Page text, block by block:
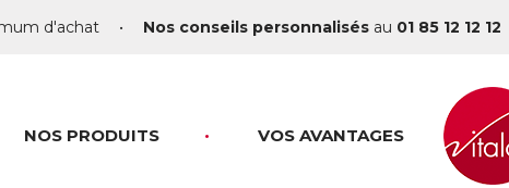
d'achat • Nos conseils personnalisés au 01 85 12 12 12
NOS PRODUITS VOS AVANTAGES